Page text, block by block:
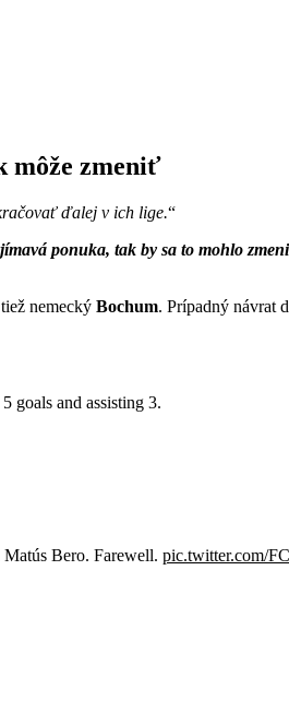
môže zmeniť
ďalej v ich lige.
ponuka, tak by sa to mohlo
nemecký Bochum. Prípadný návrat
goals and assisting 3.
Matús Bero. Farewell. pic.twitter.com/